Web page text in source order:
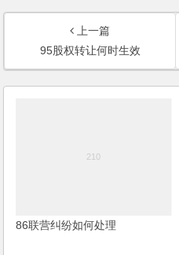
上一篇
95股权转让何时生效
86联营纠纷如何处理